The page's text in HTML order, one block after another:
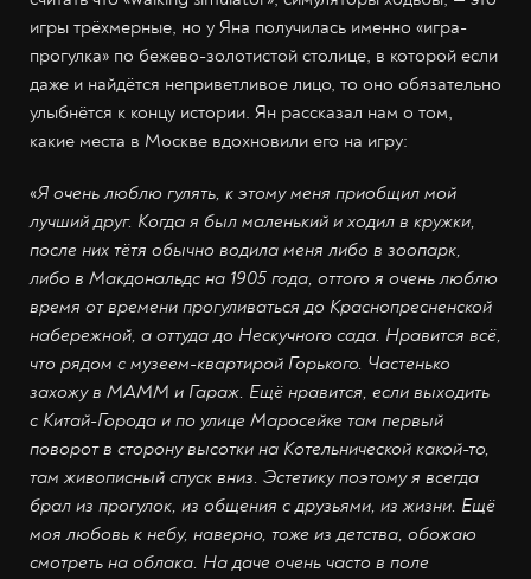
игры трёхмерные, но у Яна получилась именно «игра-
прогулка» по бежево-золотистой столице, в которой если
даже и найдётся неприветливое лицо, то оно обязательно
улыбнётся к концу истории. Ян рассказал нам о том,
какие места в Москве вдохновили его на игру:
«Я очень люблю гулять, к этому меня приобщил мой
лучший друг. Когда я был маленький и ходил в кружки,
после них тётя обычно водила меня либо в зоопарк,
либо в Макдональдс на 1905 года, оттого я очень люблю
время от времени прогуливаться до Краснопресненской
набережной, а оттуда до Нескучного сада. Нравится всё,
что рядом с музеем-квартирой Горького. Частенько
захожу в МАММ и Гараж. Ещё нравится, если выходить
с Китай-Города и по улице Маросейке там первый
поворот в сторону высотки на Котельнической какой-то,
там живописный спуск вниз. Эстетику поэтому я всегда
брал из прогулок, из общения с друзьями, из жизни. Ещё
моя любовь к небу, наверно, тоже из детства, обожаю
смотреть на облака. На даче очень часто в поле